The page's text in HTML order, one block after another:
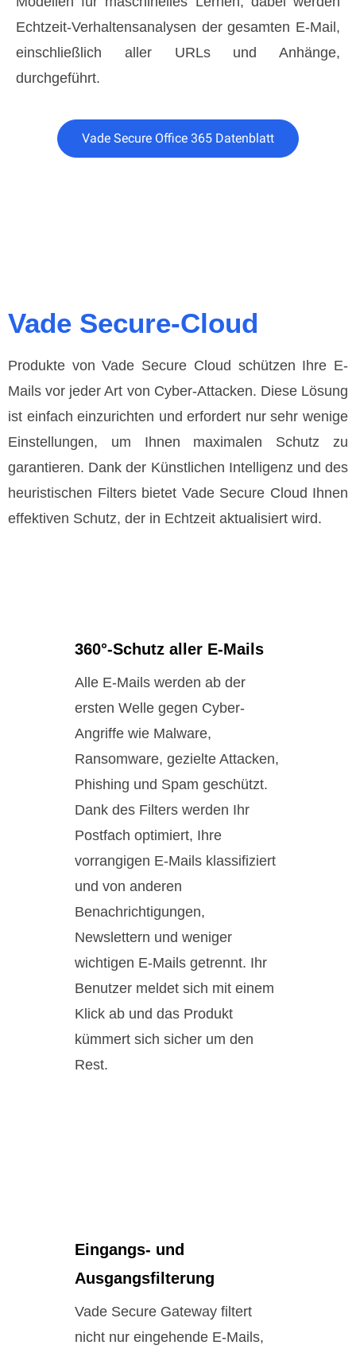
Echtzeit-Verhaltensanalysen der gesamten E-Mail,
einschließlich aller URLs und Anhänge,
durchgeführt.
Vade Secure Office 365 Datenblatt
Vade Secure-Cloud
Produkte von Vade Secure Cloud schützen Ihre E-
Mails vor jeder Art von Cyber-Attacken. Diese Lösung
ist einfach einzurichten und erfordert nur sehr wenige
Einstellungen, um Ihnen maximalen Schutz zu
garantieren. Dank der Künstlichen Intelligenz und des
heuristischen Filters bietet Vade Secure Cloud Ihnen
effektiven Schutz, der in Echtzeit aktualisiert wird.
360°-Schutz aller E-Mails
Alle E-Mails werden ab der
ersten Welle gegen Cyber-
Angriffe wie Malware,
Ransomware, gezielte Attacken,
Phishing und Spam geschützt.
Dank des Filters werden Ihr
Postfach optimiert, Ihre
vorrangigen E-Mails klassifiziert
und von anderen
Benachrichtigungen,
Newslettern und weniger
wichtigen E-Mails getrennt. Ihr
Benutzer meldet sich mit einem
Klick ab und das Produkt
kümmert sich sicher um den
Rest.
Eingangs- und
Ausgangsfilterung
Vade Secure Gateway filtert
nicht nur eingehende E-Mails,